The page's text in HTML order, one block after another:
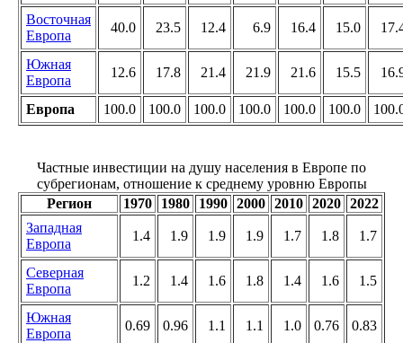
Восточная
Европа
40.0 23.5 12.4 6.9 16.4 15.0
Южная
Европа
12.6 17.8 21.4 21.9 21.6 15.5
Европа 100.0 100.0 100.0 100.0 100.0 100.0
Частные инвестиции на душу населения в Европе по
субрегионам, отношение к среднему уровню Европы
Регион
1970 1980 1990 2000 2010 2020 2022
Западная
Европа
1.4 1.9 1.9 1.9 1.7 1.8 1.7
Северная
Европа
1.2 1.4 1.6 1.8 1.4 1.6 1.5
Южная
Европа
0.69 0.96 1.1 1.1 1.0 0.76 0.83